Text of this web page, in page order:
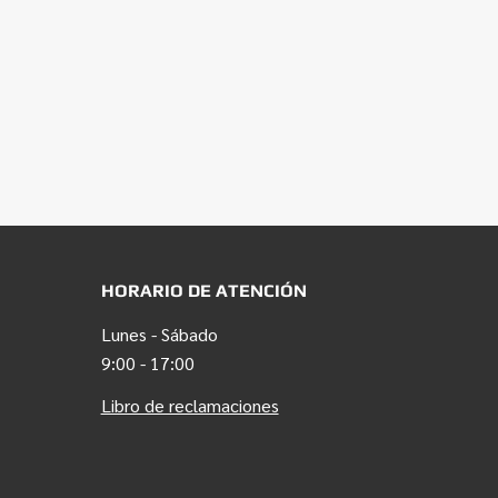
HORARIO DE ATENCIÓN
Lunes - Sábado
9:00 - 17:00
Libro de reclamaciones